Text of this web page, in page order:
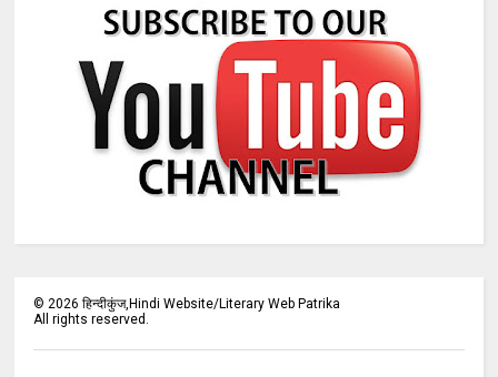
©2026 हिन्दीकुंज,Hindi Website/Literary Web Patrika
All rights reserved.